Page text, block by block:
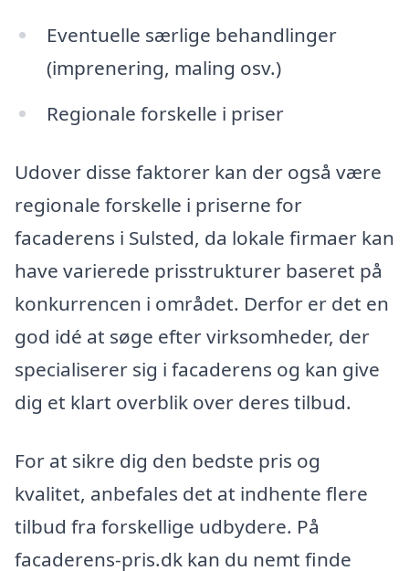
Eventuelle særlige behandlinger
(imprenering, maling osv.)
Regionale forskelle i priser
Udover disse faktorer kan der også være
regionale forskelle i priserne for
facaderens i Sulsted, da lokale firmaer kan
have varierede prisstrukturer baseret på
konkurrencen i området. Derfor er det en
god idé at søge efter virksomheder, der
specialiserer sig i facaderens og kan give
dig et klart overblik over deres tilbud.
For at sikre dig den bedste pris og
kvalitet, anbefales det at indhente flere
tilbud fra forskellige udbydere. På
facaderens-pris.dk kan du nemt finde